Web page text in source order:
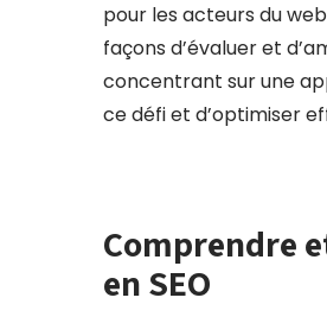
pour les acteurs du
façons d’évaluer et
concentrant sur une
ce défi et d’optimiser
Comprendre
en SEO